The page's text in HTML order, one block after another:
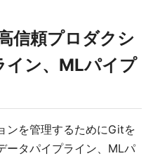
信頼プロダクシ
イン、MLパイプ
ンを管理するためにGitを
ータパイプライン、MLパ